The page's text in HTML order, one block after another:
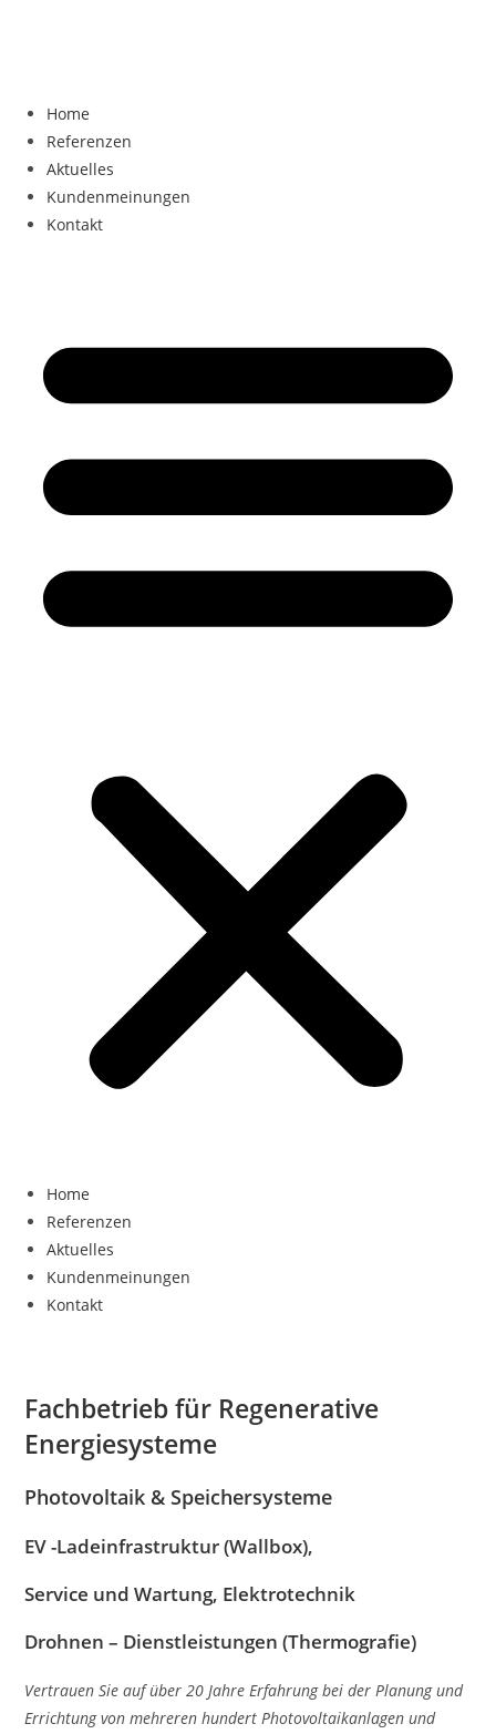
Home
Referenzen
Aktuelles
Kundenmeinungen
Kontakt
Home
Referenzen
Aktuelles
Kundenmeinungen
Kontakt
Fachbetrieb für Regenerative
Energiesysteme
Photovoltaik & Speichersysteme
EV -Ladeinfrastruktur (Wallbox),
Service und Wartung, Elektrotechnik
Drohnen – Dienstleistungen (Thermografie)
Vertrauen Sie auf über 20 Jahre Erfahrung bei der Planung und
Errichtung von mehreren hundert Photovoltaikanlagen und